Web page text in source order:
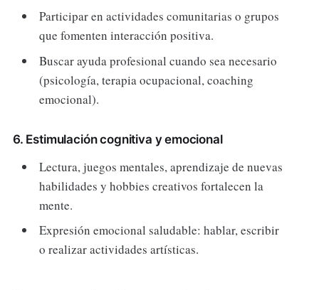
Participar en actividades comunitarias o grupos
que fomenten interacción positiva.
Buscar ayuda profesional cuando sea necesario
(psicología, terapia ocupacional, coaching
emocional).
6. Estimulación cognitiva y emocional
Lectura, juegos mentales, aprendizaje de nuevas
habilidades y hobbies creativos fortalecen la
mente.
Expresión emocional saludable: hablar, escribir
o realizar actividades artísticas.